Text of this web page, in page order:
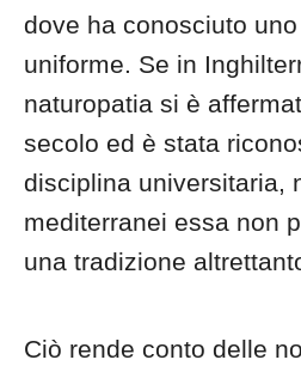
dove ha conosciuto
uniforme. Se in
naturopatia si è
secolo ed è stata
disciplina universitaria,
mediterranei essa non
una tradizione
Ciò rende conto delle